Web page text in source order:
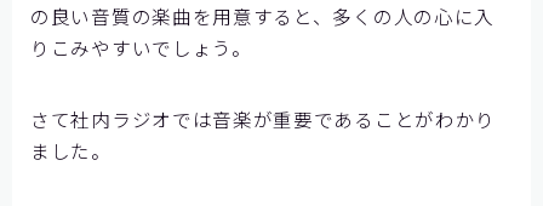
の良い音質の楽曲を用意すると、多くの人の心に入
りこみやすいでしょう。
さて社内ラジオでは音楽が重要であることがわかり
ました。